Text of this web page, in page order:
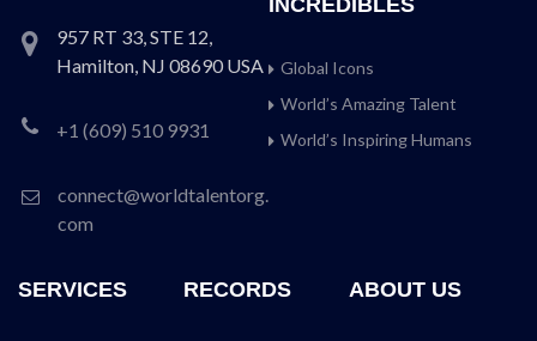
957 RT 33, STE 12,
Hamilton, NJ 08690 USA
+1 (609) 510 9931
connect@worldtalentorg.
com
INCREDIBLES
Global Icons
World’s Amazing Talent
World’s Inspiring Humans
SERVICES RECORDS ABOUT US